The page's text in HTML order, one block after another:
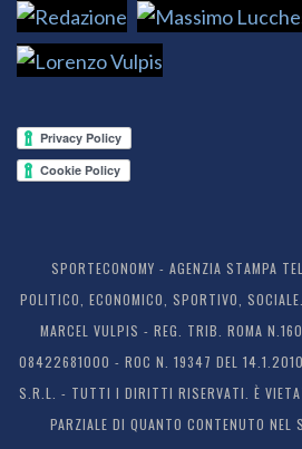
SPORTECONOMY - AGENZIA STAMPA
POLITICO, ECONOMICO, SPORTIVO,
MARCEL VULPIS - REG. TRIB. ROMA
08422681000 - ROC N. 19347 DEL
S.R.L. - TUTTI I DIRITTI RISERVATI. È
PARZIALE DI QUANTO CONTENUTO NEL